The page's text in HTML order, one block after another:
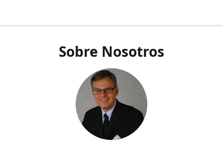
Sobre Nosotros